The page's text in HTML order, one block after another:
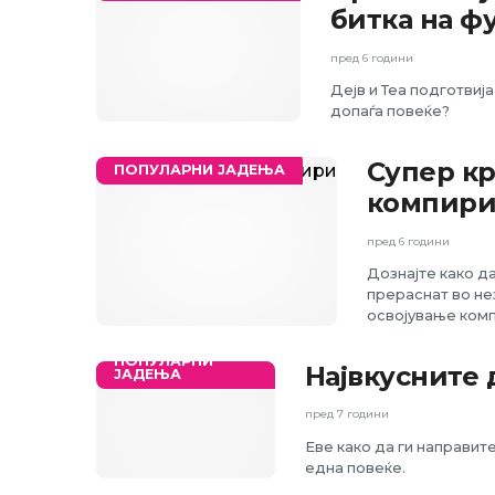
битка на
пред 6 години
Дејв и Теа
допаѓа повеќе?
ПОПУЛАРНИ ЈАДЕЊА
Супер
пред 6 години
Дознајте како
прераснат во
освојување
ПОПУЛАРНИ
ЈАДЕЊА
пред 7 години
Еве како да ги
една повеќе.